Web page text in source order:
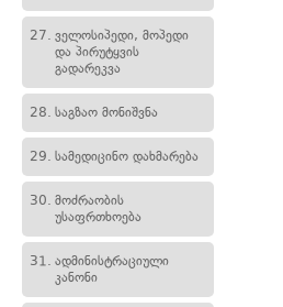
27. ველოსიპედი, მოპედი
და პირუტყვის
გადარეკვა
28. საგზაო მონიშვნა
29. სამედიცინო დახმარება
30. მოძრაობის
უსაფრთხოება
31. ადმინისტრაციული
კანონი